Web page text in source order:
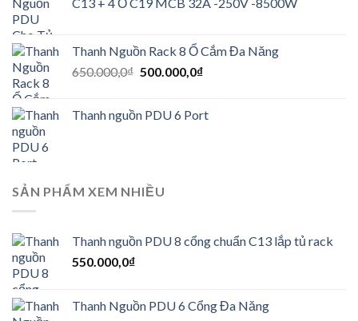
C13 + 4 Ổ C19 MCB 32A -250V -8500W
Thanh Nguồn Rack 8 Ổ Cắm Đa Năng
650.000,0₫ Giá
650.000,0₫.
500.000,0₫Giá
là:
Thanh nguồn PDU 6 Port
SẢN PHẨM XEM NHIỀU
Thanh nguồn PDU 8 cổng chuẩn C13 lắp tủ rack
550.000,0₫
Thanh Nguồn PDU 6 Cổng Đa Năng